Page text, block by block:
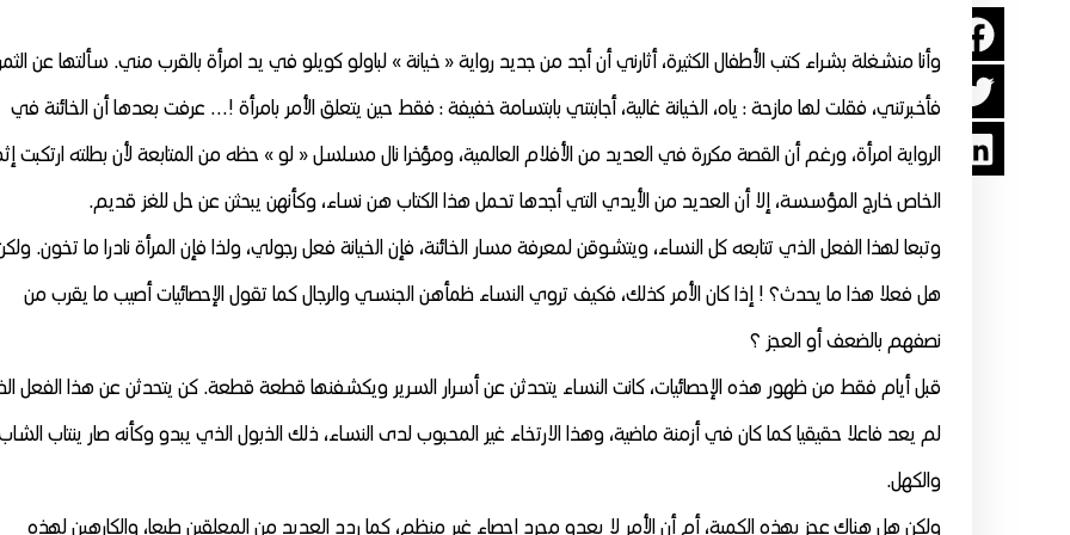
وأنا منشغلة بشراء كتب الأطفال الكثيرة، أثارني أن أجد من جديد رواية « خيانة » لباولو كويلو في يد امرأة بالقرب مني. سألتها عن
فأخبرتني، فقلت لها مازحة : ياه، الخيانة غالية، أجابتني بابتسامة خفيفة : فقط حين يتعلق الأمر بامرأة !… عرفت بعدها أن الخائنة في
الرواية امرأة، ورغم أن القصة مكررة في العديد من الأفلام العالمية، ومؤخرا نال مسلسل « لو » حظه من المتابعة لأن بطلته ارتكبت
الخاص خارج المؤسسة، إلا أن العديد من الأيدي التي أجدها تحمل هذا الكتاب هن نساء، وكأنهن يبحثن عن حل للغز قديم.
وتبعا لهذا الفعل الذي تتابعه كل النساء، ويتشوقن لمعرفة مسار الخائنة، فإن الخيانة فعل رجولي، ولذا فإن المرأة نادرا ما تخون.
هل فعلا هذا ما يحدث؟ ! إذا كان الأمر كذلك، فكيف تروي النساء ظمأهن الجنسي والرجال كما تقول الإحصائيات أصيب ما يقرب من
نصفهم بالضعف أو العجز ؟
قبل أيام فقط من ظهور هذه الإحصائيات، كانت النساء يتحدثن عن أسرار السرير ويكشفنها قطعة قطعة. كن يتحدثن عن هذا الفعل
لم يعد فاعلا حقيقيا كما كان في أزمنة ماضية، وهذا الارتخاء غير المحبوب لدى النساء، ذلك الذبول الذي يبدو وكأنه صار ينتاب
والكهل.
ولكن هل هناك عجز بهذه الكمية، أم أن الأمر لا يعدو مجرد إحصاء غير منظم، كما ردد العديد من المعلقين طبعا، والكارهين لهذه